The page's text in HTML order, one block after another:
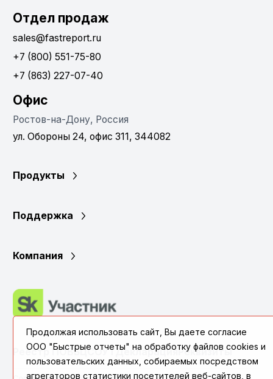
Отдел продаж
sales@fastreport.ru
+7 (800) 551-75-80
+7 (863) 227-07-40
Офис
Ростов-на-Дону, Россия
ул. Обороны 24, офис 311, 344082
Продукты
Поддержка
Компания
Реестр ПОВБЦСОУТ Декларация Реквизиты
Продолжая использовать сайт, Вы даете согласие
ООО "Быстрые отчеты" на обработку файлов cookies и
пользовательских данных, собираемых посредством
агрегаторов статистики посетителей веб-сайтов, в